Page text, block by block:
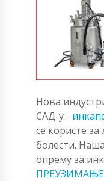
Нова
САД-у -
се користе
болести.
опрему за
ПРЕУЗИМАЊЕ